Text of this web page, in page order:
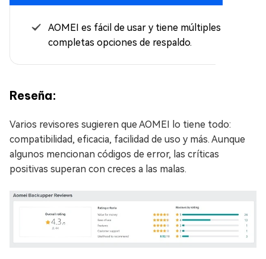
AOMEI es fácil de usar y tiene múltiples y
completas opciones de respaldo.
Reseña:
Varios revisores sugieren que AOMEI lo tiene todo:
compatibilidad, eficacia, facilidad de uso y más. Aunque
algunos mencionan códigos de error, las críticas
positivas superan con creces a las malas.